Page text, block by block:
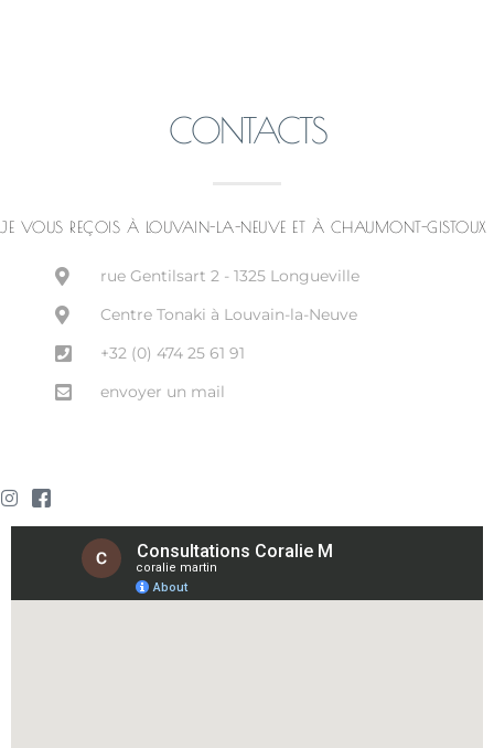
CONTACTS
JE VOUS REÇOIS À LOUVAIN-LA-NEUVE ET À CHAUMONT-GISTOUX
rue Gentilsart 2 - 1325 Longueville
Centre Tonaki à Louvain-la-Neuve
+32 (0) 474 25 61 91
envoyer un mail